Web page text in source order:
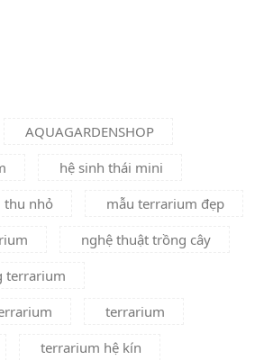
AQUAGARDENSHOP
hệ sinh thái mini
thu nhỏ
mẫu terrarium đẹp
nghệ thuật trồng cây
terrarium
terrarium
terrarium hệ kín